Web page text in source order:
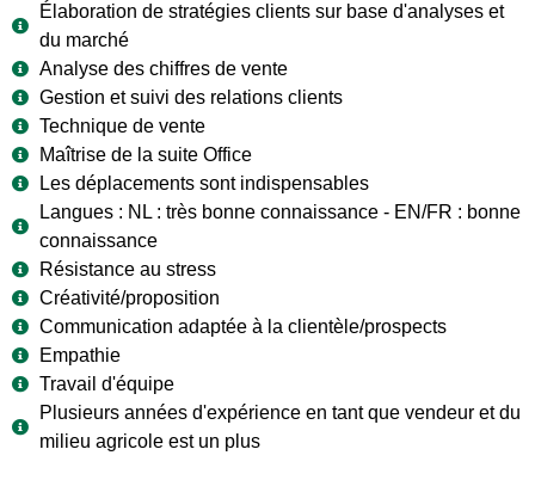
Élaboration de stratégies clients sur base d'analyses et
du marché
Analyse des chiffres de vente
Gestion et suivi des relations clients
Technique de vente
Maîtrise de la suite Office
Les déplacements sont indispensables
Langues : NL : très bonne connaissance - EN/FR : bonne
connaissance
Résistance au stress
Créativité/proposition
Communication adaptée à la clientèle/prospects
Empathie
Travail d'équipe
Plusieurs années d'expérience en tant que vendeur et du
milieu agricole est un plus